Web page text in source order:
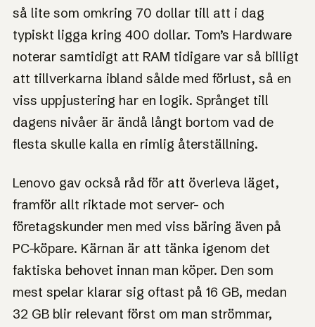
så lite som omkring 70 dollar till att i dag
typiskt ligga kring 400 dollar. Tom’s Hardware
noterar samtidigt att RAM tidigare var så billigt
att tillverkarna ibland sålde med förlust, så en
viss uppjustering har en logik. Språnget till
dagens nivåer är ändå långt bortom vad de
flesta skulle kalla en rimlig återställning.
Lenovo gav också råd för att överleva läget,
framför allt riktade mot server- och
företagskunder men med viss bäring även på
PC-köpare. Kärnan är att tänka igenom det
faktiska behovet innan man köper. Den som
mest spelar klarar sig oftast på 16 GB, medan
32 GB blir relevant först om man strömmar,